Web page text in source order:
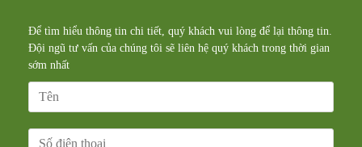
Để tìm hiểu thông tin chi tiết, quý khách vui lòng để lại thông tin.
Đội ngũ tư vấn của chúng tôi sẽ liên hệ quý khách trong thời gian
sớm nhất